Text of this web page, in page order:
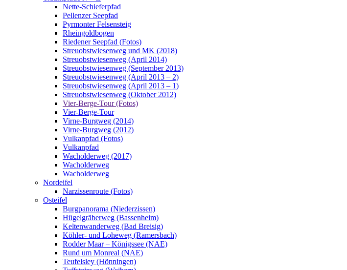
Nette-Schieferpfad
Pellenzer Seepfad
Pyrmonter Felsensteig
Rheingoldbogen
Riedener Seepfad (Fotos)
Streuobstwiesenweg und MK (2018)
Streuobstwiesenweg (April 2014)
Streuobstwiesenweg (September 2013)
Streuobstwiesenweg (April 2013 – 2)
Streuobstwiesenweg (April 2013 – 1)
Streuobstwiesenweg (Oktober 2012)
Vier-Berge-Tour (Fotos)
Vier-Berge-Tour
Virne-Burgweg (2014)
Virne-Burgweg (2012)
Vulkanpfad (Fotos)
Vulkanpfad
Wacholderweg (2017)
Wacholderweg
Wacholderweg
Nordeifel
Narzissenroute (Fotos)
Osteifel
Burgpanorama (Niederzissen)
Hügelgräberweg (Bassenheim)
Keltenwanderweg (Bad Breisig)
Köhler- und Loheweg (Ramersbach)
Rodder Maar – Königssee (NAE)
Rund um Monreal (NAE)
Teufelsley (Hönningen)